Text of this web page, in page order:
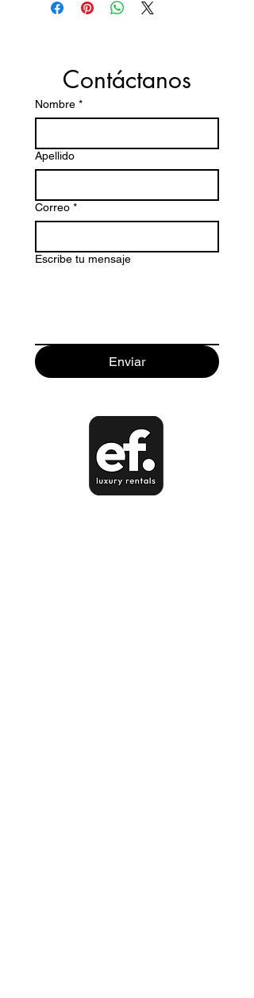
Contáctanos
Nombre *
Apellido
Correo *
Escribe tu mensaje
Enviar